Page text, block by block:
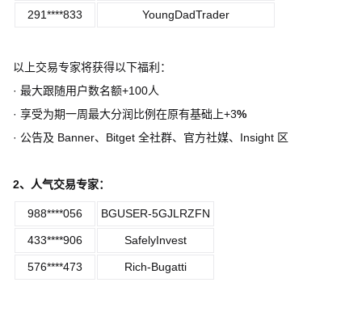
291****833 YoungDadTrader
以上交易专家将获得以下福利：
· 最大跟随用户数名额+100人
· 享受为期一周最大分润比例在原有基础上+3%
· 公告及 Banner、 Bitget 全社群、官方社媒、 Insight 区
2、人气交易专家：
988****056 BGUSER-5GJLRZFN
433****906 SafelyInvest
576****473 Rich-Bugatti